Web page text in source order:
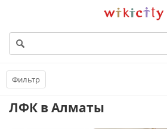
Фильтр
ЛФК в Алматы